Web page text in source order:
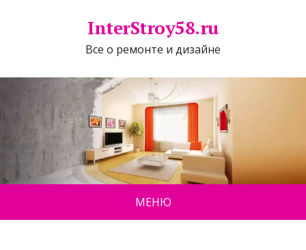
InterStroy58.ru
Все о ремонте и дизайне
МЕНЮ